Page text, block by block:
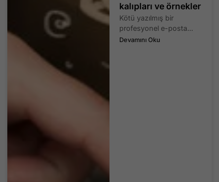
kalıpları ve örnekler
Kötü yazılmış bir
profesyonel e-posta...
Devamını Oku